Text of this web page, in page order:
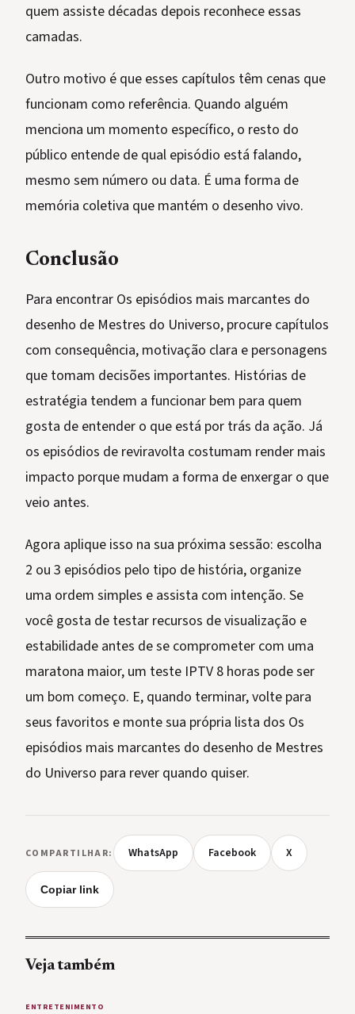
quem assiste décadas depois reconhece essas
camadas.
Outro motivo é que esses capítulos têm cenas que
funcionam como referência. Quando alguém
menciona um momento específico, o resto do
público entende de qual episódio está falando,
mesmo sem número ou data. É uma forma de
memória coletiva que mantém o desenho vivo.
Conclusão
Para encontrar Os episódios mais marcantes do
desenho de Mestres do Universo, procure capítulos
com consequência, motivação clara e personagens
que tomam decisões importantes. Histórias de
estratégia tendem a funcionar bem para quem
gosta de entender o que está por trás da ação. Já
os episódios de reviravolta costumam render mais
impacto porque mudam a forma de enxergar o que
veio antes.
Agora aplique isso na sua próxima sessão: escolha
2 ou 3 episódios pelo tipo de história, organize
uma ordem simples e assista com intenção. Se
você gosta de testar recursos de visualização e
estabilidade antes de se comprometer com uma
maratona maior, um teste IPTV 8 horas pode ser
um bom começo. E, quando terminar, volte para
seus favoritos e monte sua própria lista dos Os
episódios mais marcantes do desenho de Mestres
do Universo para rever quando quiser.
COMPARTILHAR: WhatsApp Facebook X
Copiar link
Veja também
ENTRETENIMENTO